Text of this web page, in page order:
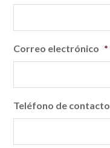
Correo electrónico *
Teléfono de contacto